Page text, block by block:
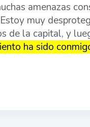
amenazas
muy
de la capital, y
ha sido